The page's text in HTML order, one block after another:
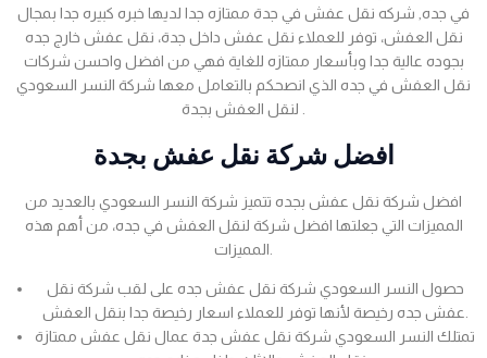
في جده, شركه نقل عفش في جدة ممتازه جدا لديها خبره كبيره جدا بمجال
نقل العفش، توفر للعملاء نقل عفش داخل جدة، نقل عفش خارج جده
بجوده عالية جدا وبأسعار ممتازه للغاية فهي من افضل واحسن شركات
نقل العفش في جده الذي انصحكم بالتعامل معها شركة النسر السعودي
افضل شركة نقل عفش بجدة
افضل شركة نقل عفش بجده تتميز شركة النسر السعودي بالعديد من
المميزات التي جعلتها افضل شركة لنقل العفش في جده، من أهم هذه
حصول النسر السعودي شركة نقل عفش جده على لقب شركة نقل
تمتلك النسر السعودي شركة نقل عفش جدة عمال نقل عفش ممتازة